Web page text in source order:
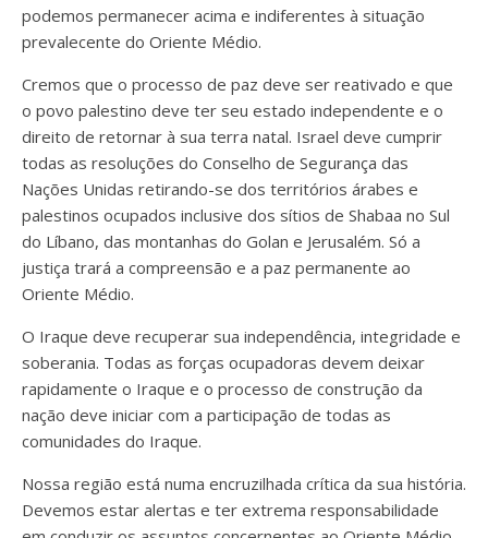
podemos permanecer acima e indiferentes à situação
prevalecente do Oriente Médio.
Cremos que o processo de paz deve ser reativado e que
o povo palestino deve ter seu estado independente e o
direito de retornar à sua terra natal. Israel deve cumprir
todas as resoluções do Conselho de Segurança das
Nações Unidas retirando-se dos territórios árabes e
palestinos ocupados inclusive dos sítios de Shabaa no Sul
do Líbano, das montanhas do Golan e Jerusalém. Só a
justiça trará a compreensão e a paz permanente ao
Oriente Médio.
O Iraque deve recuperar sua independência, integridade e
soberania. Todas as forças ocupadoras devem deixar
rapidamente o Iraque e o processo de construção da
nação deve iniciar com a participação de todas as
comunidades do Iraque.
Nossa região está numa encruzilhada crítica da sua história.
Devemos estar alertas e ter extrema responsabilidade